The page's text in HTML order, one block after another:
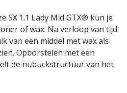
SX 1.1 Lady Mid GTX® kun je
of wax. Na verloop van tijd
van een middel met wax als
Opborstelen met een
de nubuckstructuur van het